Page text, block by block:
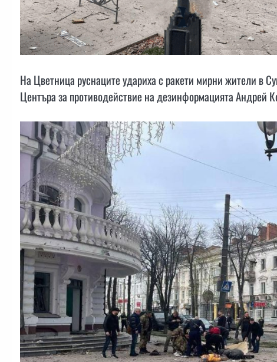
На Цветница руснаците удариха с ракети мирни жители в
Центъра за противодействие на дезинформацията Андрей